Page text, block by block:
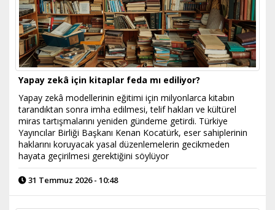
Yapay zekâ için kitaplar feda mı ediliyor?
Yapay zekâ modellerinin eğitimi için milyonlarca kitabın
tarandıktan sonra imha edilmesi, telif hakları ve kültürel
miras tartışmalarını yeniden gündeme getirdi. Türkiye
Yayıncılar Birliği Başkanı Kenan Kocatürk, eser sahiplerinin
haklarını koruyacak yasal düzenlemelerin gecikmeden
hayata geçirilmesi gerektiğini söylüyor
31 Temmuz 2026 - 10:48